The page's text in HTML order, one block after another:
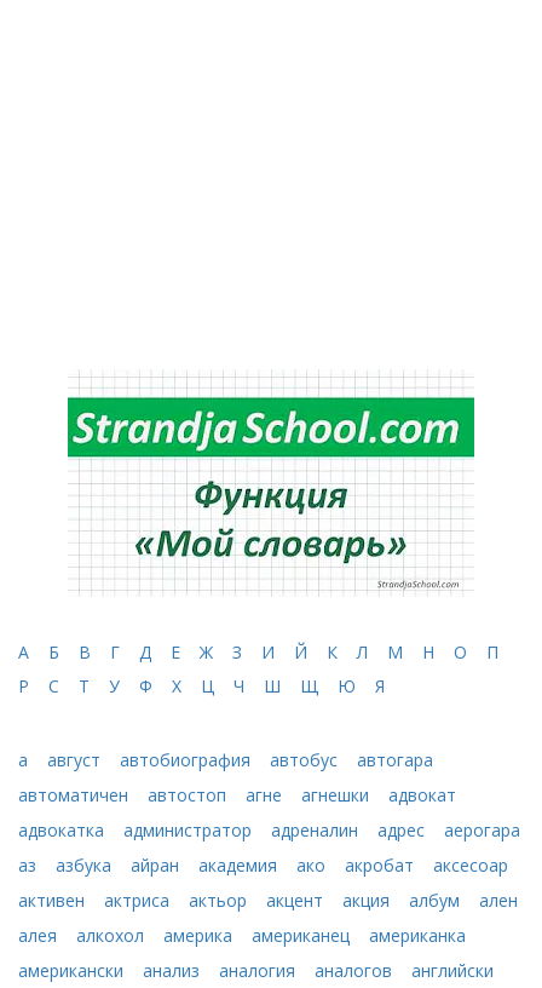
А Б В Г Д Е Ж З И Й К Л М Н О
П
Р
С Т У Ф Х Ц Ч Ш Щ Ю Я
а август автобиография автобус
автогара
автоматичен
автостоп агне агнешки
адвокат
адвокатка
администратор адреналин адрес
аерогара
аз
азбука айран академия ако акробат
аксесоар
активен
актриса актьор акцент акция албум
ален
алея
алкохол америка американец
американка
американски
анализ аналогия аналогов
английски